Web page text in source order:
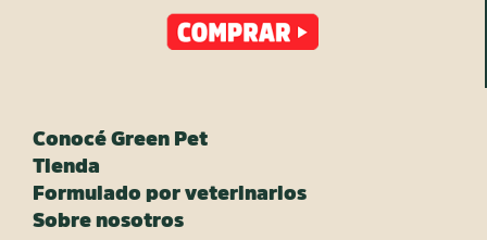
Conocé Green Pet
Tienda
Formulado por veterinarios
Sobre nosotros